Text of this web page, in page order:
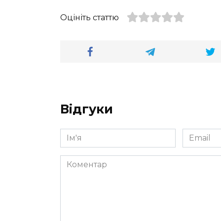
Оцініть статтю
Відгуки
Ім'я
*
Email
*
Коментар